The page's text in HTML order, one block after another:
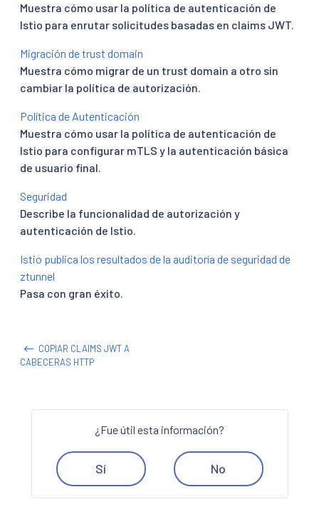
Muestra cómo usar la política de autenticación de
Istio para enrutar solicitudes basadas en claims JWT.
Migración de trust domain
Muestra cómo migrar de un trust domain a otro sin
cambiar la política de autorización.
Política de Autenticación
Muestra cómo usar la política de autenticación de
Istio para configurar mTLS y la autenticación básica
de usuario final.
Seguridad
Describe la funcionalidad de autorización y
autenticación de Istio.
Istio publica los resultados de la auditoría de seguridad de
ztunnel
Pasa con gran éxito.
COPIAR CLAIMS JWT A
CABECERAS HTTP
¿Fue útil esta información?
Sí No